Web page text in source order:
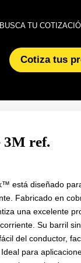
BUSCA TU
Cotiza tus
BUSCA TU
Cotiza tus
3M ref.
está diseñado
Fabricado en
una excelente
Su barril
del conductor,
para